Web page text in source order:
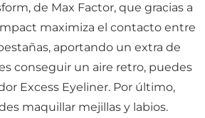
de Max Factor, que gracias a
maximiza el contacto entre
aportando un extra de
conseguir un aire retro, puedes
Excess Eyeliner. Por último,
maquillar mejillas y labios.